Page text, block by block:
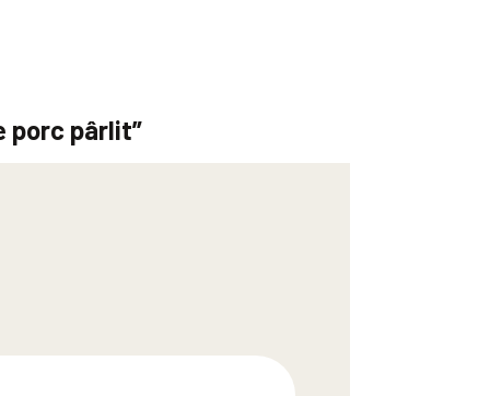
porc pârlit”